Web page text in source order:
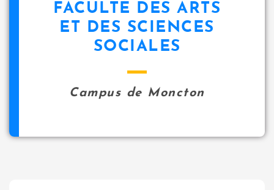
FACULTÉ DES ARTS
ET DES SCIENCES
SOCIALES
Campus de Moncton